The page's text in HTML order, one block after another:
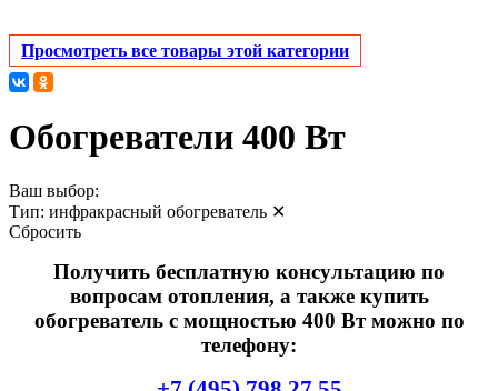
Просмотреть все товары этой категории
Обогреватели 400 Вт
Ваш выбор:
Тип: инфракрасный обогреватель ✕
Сбросить
Получить бесплатную консультацию по
вопросам отопления, а также купить
обогреватель с мощностью 400 Вт можно по
телефону: